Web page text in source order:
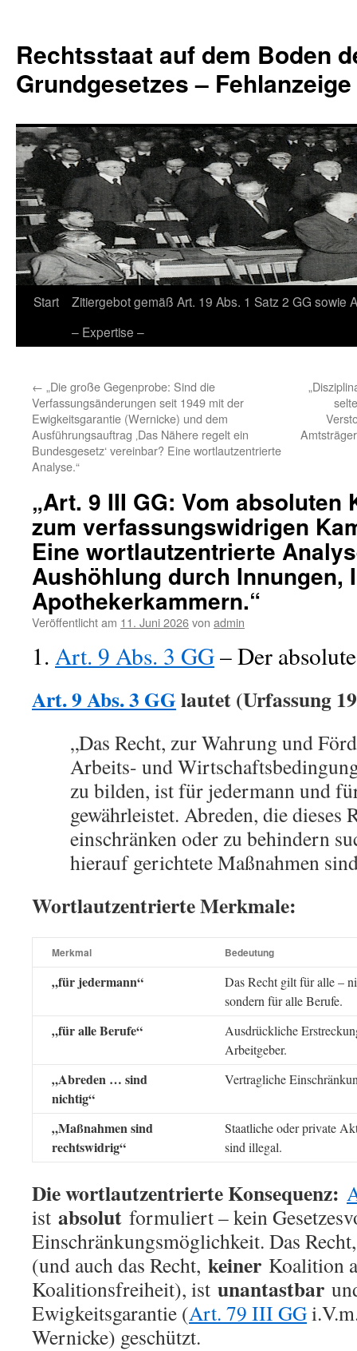
springen
Rechtsstaat auf dem Boden
Grundgesetzes –
Start
Zitiergebot gemäß Art. 19 Abs. 1 Satz 2 GG sowie
– Expertise –
← „Die große Gegenprobe: Sind die
Verfassungsänderungen seit 1949 mit der
Ewigkeitsgarantie (Wernicke) und dem
Ausführungsauftrag ‚Das Nähere regelt ein
Bundesgesetz‘ vereinbar? Eine wortlautzentrierte
Analyse.“
„Art. 9 III GG: Vom
zum verfassungswidrigen
Eine wortlautzentrierte
Aushöhlung durch Innungen,
Apothekerkammern.“
Veröffentlicht am 11. Juni 2026von admin
1. Art. 9 Abs. 3 GG– Der
Art. 9 Abs. 3 GGlautet (Urfassung
„Das Recht, zur Wahrung und
Arbeits- und
zu bilden, ist für jedermann und
gewährleistet. Abreden, die dieses
einschränken oder zu behindern
hierauf gerichtete Maßnahmen
Wortlautzentrierte Merkmale:
Merkmal Bedeutung
„für jedermann“
Das Recht gilt für alle –
sondern für alle Berufe.
„für alle Berufe“
Ausdrückliche
Arbeitgeber.
„Abreden … sind
nichtig“
Vertragliche
„Maßnahmen sind
rechtswidrig“
Staatliche oder private
sind illegal.
Die wortlautzentrierte Konsequenz:
ist absolut formuliert – kein
Einschränkungsmöglichkeit. Das
(und auch das Recht, keiner Koalition
Koalitionsfreiheit), ist unantastbar
Ewigkeitsgarantie (Art. 79 III GG
Wernicke) geschützt.